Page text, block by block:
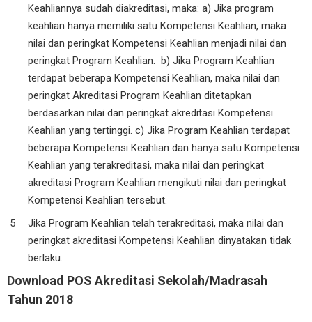
Keahliannya sudah diakreditasi, maka: a) Jika program
keahlian hanya memiliki satu Kompetensi Keahlian, maka
nilai dan peringkat Kompetensi Keahlian menjadi nilai dan
peringkat Program Keahlian. b) Jika Program Keahlian
terdapat beberapa Kompetensi Keahlian, maka nilai dan
peringkat Akreditasi Program Keahlian ditetapkan
berdasarkan nilai dan peringkat akreditasi Kompetensi
Keahlian yang tertinggi. c) Jika Program Keahlian terdapat
beberapa Kompetensi Keahlian dan hanya satu Kompetensi
Keahlian yang terakreditasi, maka nilai dan peringkat
akreditasi Program Keahlian mengikuti nilai dan peringkat
Kompetensi Keahlian tersebut.
Jika Program Keahlian telah terakreditasi, maka nilai dan
peringkat akreditasi Kompetensi Keahlian dinyatakan tidak
berlaku.
Download POS Akreditasi Sekolah/Madrasah
Tahun 2018